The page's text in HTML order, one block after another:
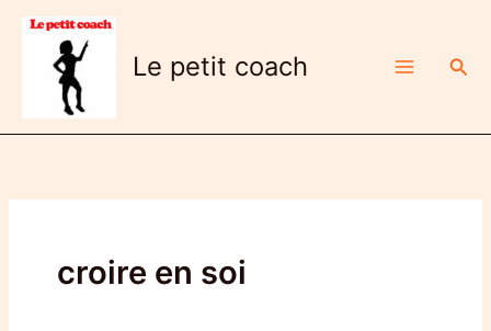
Aller
contenu
Le petit coach
croire en soi